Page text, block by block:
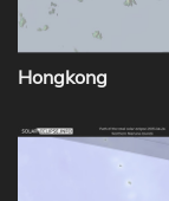
Hongkong